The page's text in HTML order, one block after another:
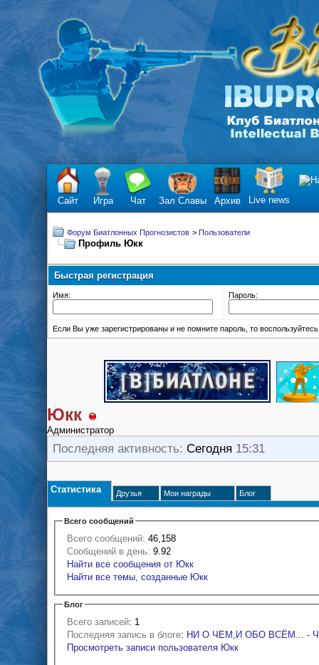
Сайт Игра Чат Зал Славы Архив Live news
Форум Биатлонных Прогнозистов > Пользователи
Профиль Юкк
Быстрая регистрация
Имя: Пароль:
Если Вы уже зарегистрированы и не помните пароль, то
Юкк
Администратор
Последняя активность: Сегодня 15:31
Статистика Друзья Мои награды Блог
Всего сообщений
Всего сообщений: 46,158
Сообщений в день: 9.92
Найти все сообщения от Юкк
Найти все темы, созданные Юкк
Блог
Всего записей: 1
Последняя запись в блоге: НИ О ЧЕМ,И ОБО ВСЁМ... -
Просмотреть записи пользователя Юкк